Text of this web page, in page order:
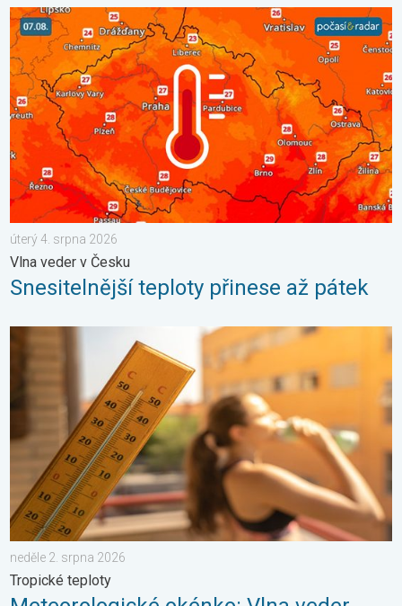
Snesitelnější teploty přinese až pátek. Vlna veder v Česku. . .
úterý 4. srpna 2026
Vlna veder v Česku
Snesitelnější teploty přinese až pátek
Meteorologické okénko: Vlna veder. Tropické teploty. . .
neděle 2. srpna 2026
Tropické teploty